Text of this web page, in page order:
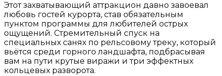
Этот захватывающий аттракцион давно завоевал
любовь гостей курорта, став обязательным
пунктом программы для любителей острых
ощущений. Стремительный спуск на
специальных санях по рельсовому треку, который
вьётся среди горного ландшафта, подбрасывая
вам на пути крутые виражи и три эффектных
кольцевых разворота.